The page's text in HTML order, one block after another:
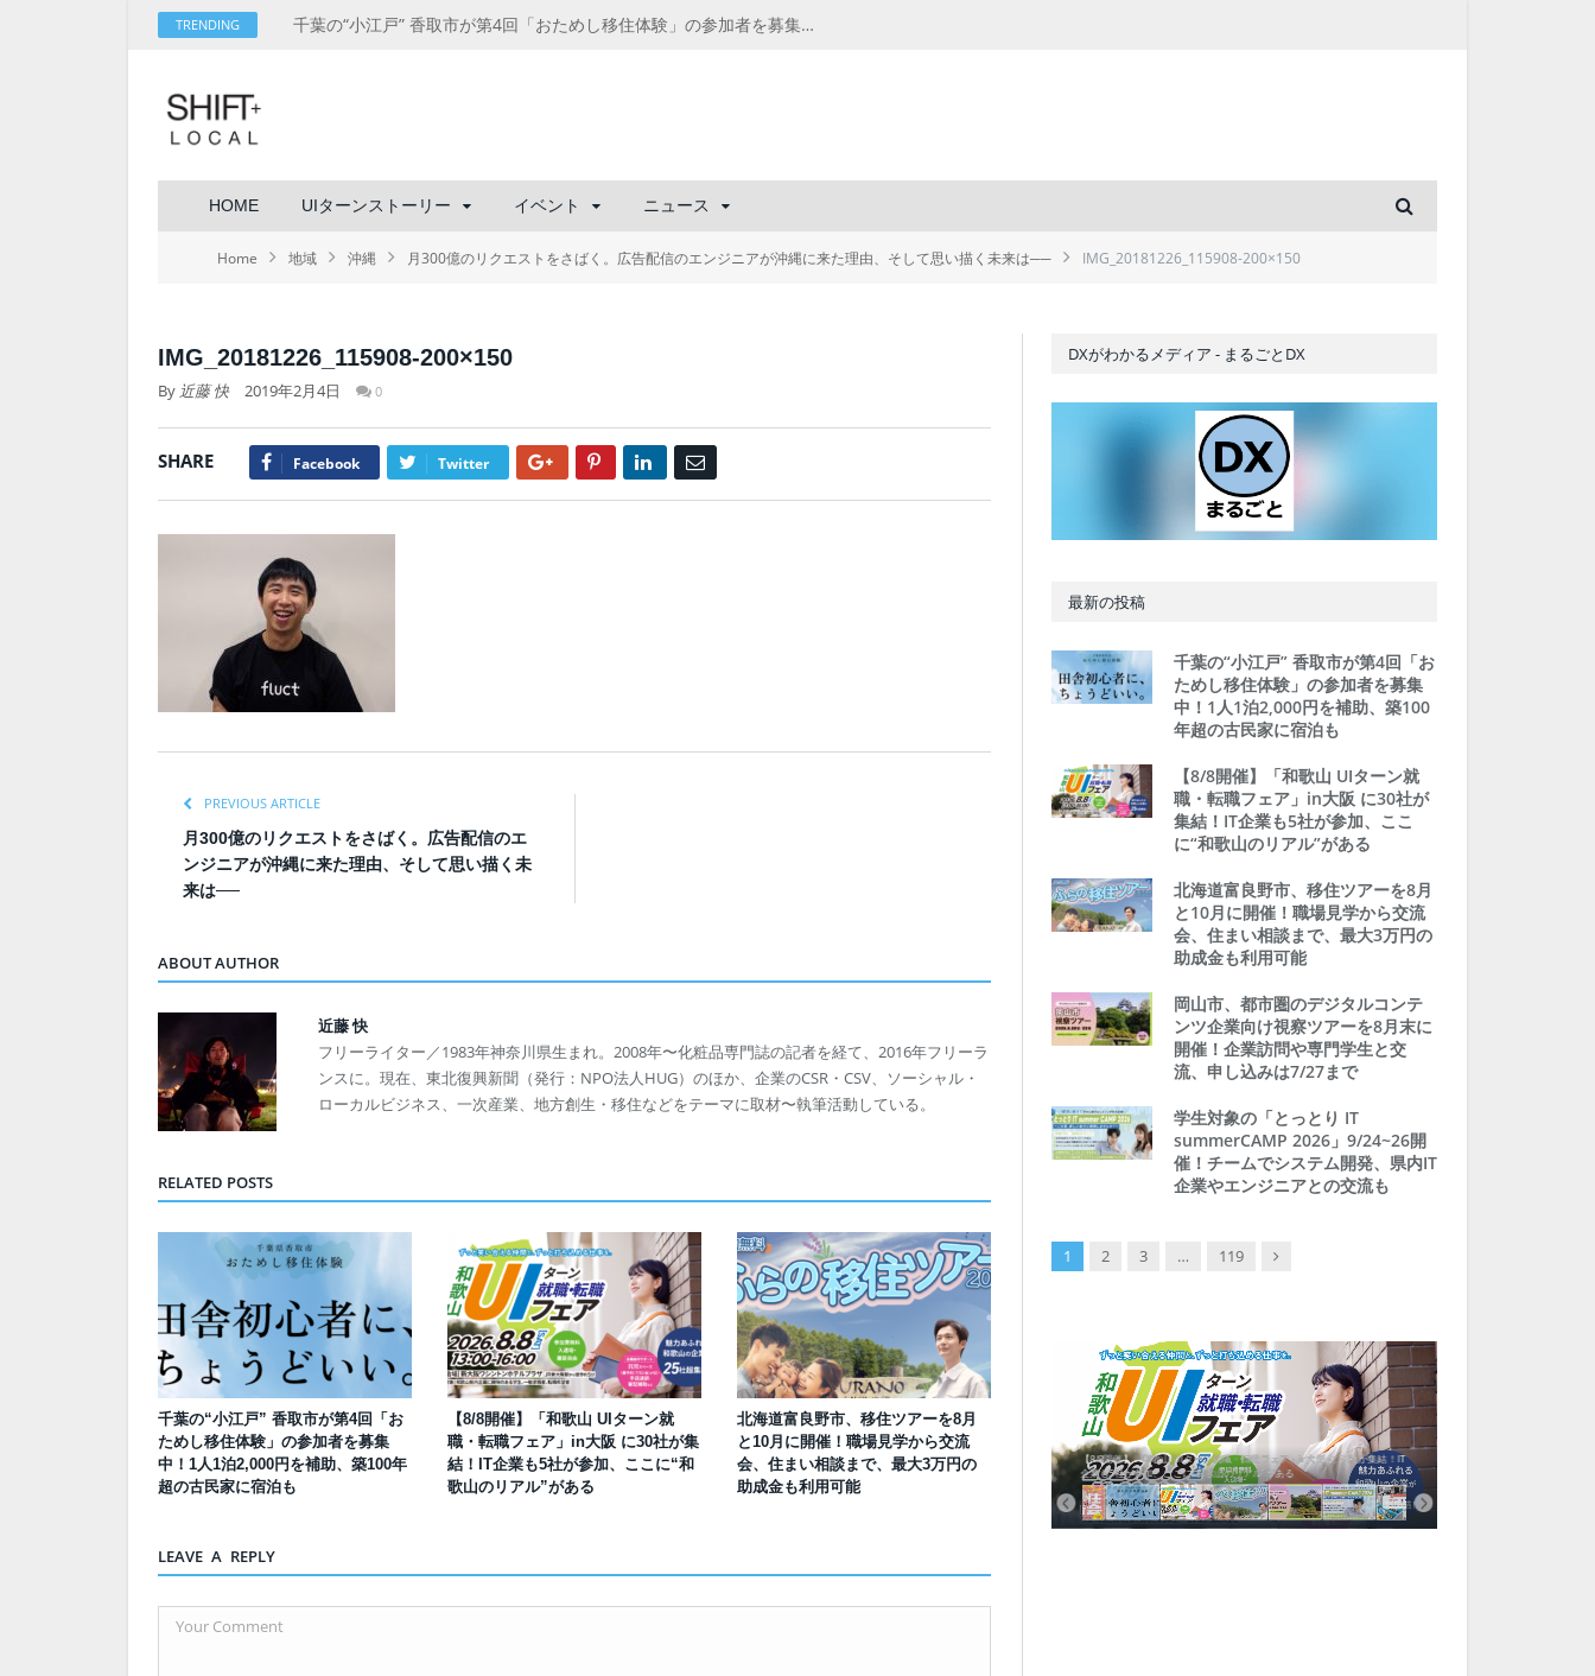
TRENDING 千葉の“小江戸” 香取市が第4回「おためし移住体験」の参加者を募集中！1人1泊2,000円を補助、築100年超の古民家に宿泊も
HOME UIターンストーリー イベント ニュース
Home 地域 沖縄 月300億のリクエストをさばく。広告配信のエンジニアが沖縄に来た理由、そして思い描く未来は── IMG_20181226_115908-200×150
IMG_20181226_115908-200×150
By 近藤 快 2019年2月4日 0
SHARE Facebook Twitter Google+ Pinterest LinkedIn
PREVIOUS ARTICLE
月300億のリクエストをさばく。広告配信のエ
ンジニアが沖縄に来た理由、そして思い描く未
来は──
ABOUT AUTHOR
近藤 快
フリーライター／1983年神奈川県生まれ。2008年〜化粧品専門誌の記者を経て、2016年フリーラ
ンスに。現在、東北復興新聞（発行：NPO法人HUG）のほか、企業のCSR・CSV、ソーシャル・
ローカルビジネス、一次産業、地方創生・移住などをテーマに取材〜執筆活動している。
RELATED POSTS
千葉の“小江戸” 香取市が第4回「お
ためし移住体験」の参加者を募集
中！1人1泊2,000円を補助、築100年
超の古民家に宿泊も
【8/8開催】「和歌山 UIターン就
職・転職フェア」in大阪 に30社が集
結！IT企業も5社が参加、ここに“和
歌山のリアル”がある
北海道富良野市、移住ツアーを8月
と10月に開催！職場見学から交流
会、住まい相談まで、最大3万円の
助成金も利用可能
LEAVE A REPLY
DXがわかるメディア - まるごとDX
最新の投稿
千葉の“小江戸” 香取市が第4回「お
ためし移住体験」の参加者を募集
中！1人1泊2,000円を補助、築100
年超の古民家に宿泊も
【8/8開催】「和歌山 UIターン就
職・転職フェア」in大阪 に30社が
集結！IT企業も5社が参加、ここ
に“和歌山のリアル”がある
北海道富良野市、移住ツアーを8月
と10月に開催！職場見学から交流
会、住まい相談まで、最大3万円の
助成金も利用可能
岡山市、都市圏のデジタルコンテ
ンツ企業向け視察ツアーを8月末に
開催！企業訪問や専門学生と交
流、申し込みは7/27まで
学生対象の「とっとり IT
summerCAMP 2026」9/24~26開
催！チームでシステム開発、県内IT
企業やエンジニアとの交流も
1 2 3 … 119 Next
千葉の“小江戸” 香取市が第4回「おためし移住体験」の参加者を募集中！1
人1泊2,000円を補助、築100年超の古民家に宿泊も
【8/8開催】「和歌山 UIターン就職・転職フェア」in大阪 に30社が集結！IT
企業も5社が参加、ここに“和歌山のリアル”がある
岡山市、都市圏のデジタルコンテンツ企業向け視察ツアーを8月末に開催！
企業訪問や専門学生と交流、申し込みは7/27まで
学生対象の「とっとり IT summerCAMP 2026」9/24~26開催！チームでシ
ステム開発、県内IT企業やエンジニアとの交流も
利用者の45％・100人超が移住！奈良市お試し移住制度、宿のオーナーがナ
ビゲートする新サービス「まち案内」が追加
愛知県西尾市、定住移住サイト「にし推し暮らし」を開設！転出者やファミ
リー層に魅力を発信、データや支援制度も充実
【6/27開催】参加無料！いしかわUIターン大相談会 in大阪 自治体・支援団
体に加え、能美市のソフトウェア開発会社も参戦
【6/20開催】「札幌UIターン就職フェアin東京」に優良企業28社が集結！エ
ンジニア募集のソフトウェア開発企業も複数参加
【6/13開催】島根県内18市町村、IT転職支援機関が大阪に集う移住相談会！
6/6には“人間関係”をテーマにオンラインツアー